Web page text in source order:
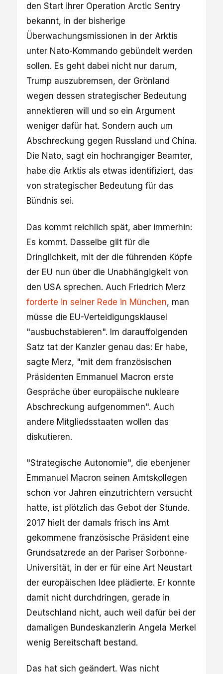
den Start ihrer Operation Arctic Sentry
bekannt, in der bisherige
Überwachungsmissionen in der Arktis
unter Nato-Kommando gebündelt werden
sollen. Es geht dabei nicht nur darum,
Trump auszubremsen, der Grönland
wegen dessen strategischer Bedeutung
annektieren will und so ein Argument
weniger dafür hat. Sondern auch um
Abschreckung gegen Russland und China.
Die Nato, sagt ein hochrangiger Beamter,
habe die Arktis als etwas identifiziert, das
von strategischer Bedeutung für das
Bündnis sei.
Das kommt reichlich spät, aber immerhin:
Es kommt. Dasselbe gilt für die
Dringlichkeit, mit der die führenden Köpfe
der EU nun über die Unabhängigkeit von
den USA sprechen. Auch Friedrich Merz
forderte in seiner Rede in München, man
müsse die EU-Verteidigungsklausel
"ausbuchstabieren". Im darauffolgenden
Satz tat der Kanzler genau das: Er habe,
sagte Merz, "mit dem französischen
Präsidenten Emmanuel Macron erste
Gespräche über europäische nukleare
Abschreckung aufgenommen". Auch
andere Mitgliedsstaaten wollen das
diskutieren.
"Strategische Autonomie", die ebenjener
Emmanuel Macron seinen Amtskollegen
schon vor Jahren einzutrichtern versucht
hatte, ist plötzlich das Gebot der Stunde.
2017 hielt der damals frisch ins Amt
gekommene französische Präsident eine
Grundsatzrede an der Pariser Sorbonne-
Universität, in der er für eine Art Neustart
der europäischen Idee plädierte. Er konnte
damit nicht durchdringen, gerade in
Deutschland nicht, auch weil dafür bei der
damaligen Bundeskanzlerin Angela Merkel
wenig Bereitschaft bestand.
Das hat sich geändert. Was nicht